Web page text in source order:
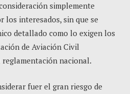
simplemente
los interesados, sin que se
detallado como lo exigen los
de Aviación Civil
nacional.
fuer el gran riesgo de